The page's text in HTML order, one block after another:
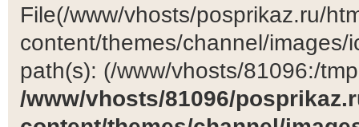
File(/www/vhosts/posprikaz.ru/
content/themes/channel/
path(s): (/www/vhosts/81096:/
/www/vhosts/81096/